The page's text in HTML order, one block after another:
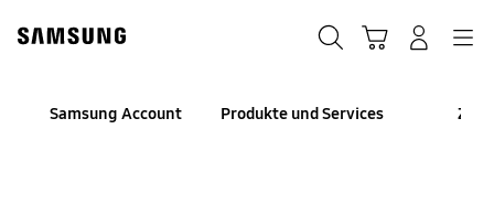
content
accessibility
Samsung Account Produkte und Services